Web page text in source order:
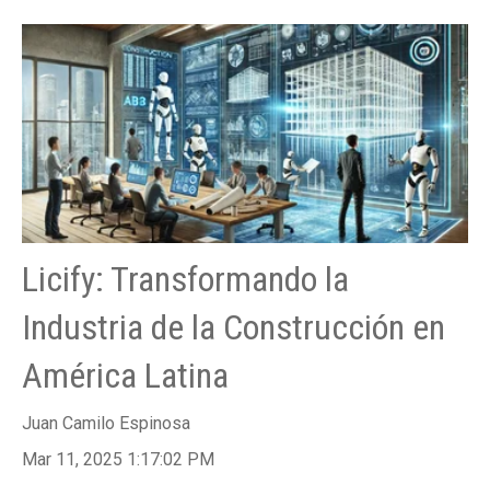
Licify: Transformando la
Industria de la Construcción en
América Latina
Juan Camilo Espinosa
Mar 11, 2025 1:17:02 PM